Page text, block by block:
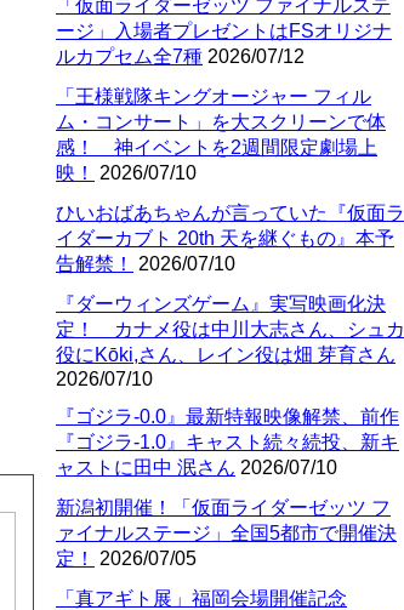
「仮面ライダーゼッツ ファイナルステ
ージ」入場者プレゼントはFSオリジナ
ルカプセム全7種 2026/07/12
「王様戦隊キングオージャー フィル
ム・コンサート」を大スクリーンで体
感！ 神イベントを2週間限定劇場上
映！
2026/07/10
ひいおばあちゃんが言っていた『仮面ラ
イダーカブト 20th 天を継ぐもの』本予
告解禁！
2026/07/10
『ダーウィンズゲーム』実写映画化決
定！ カナメ役は中川大志さん、シュカ
役にKōki,さん、レイン役は畑 芽育さん
2026/07/10
『ゴジラ-0.0』最新特報映像解禁、前作
『ゴジラ-1.0』キャスト続々続投、新キ
ャストに田中 泯さん 2026/07/10
新潟初開催！「仮面ライダーゼッツ フ
ァイナルステージ」全国5都市で開催決
定！
2026/07/05
「真アギト展」福岡会場開催記念